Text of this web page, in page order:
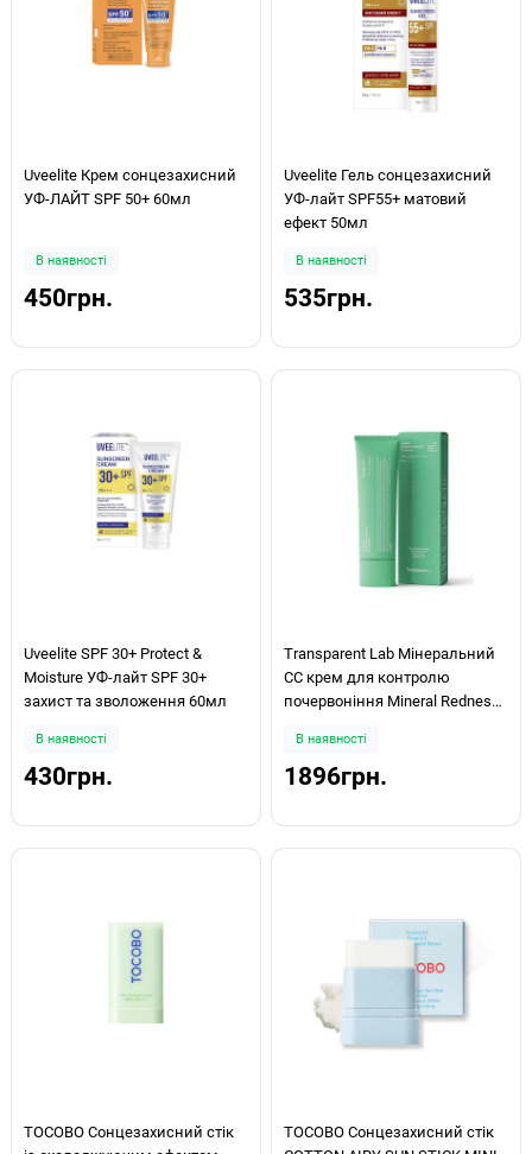
Uveelite Крем сонцезахисний
УФ-ЛАЙТ SPF 50+ 60мл
В наявності
450грн.
Uveelite Гель сонцезахисний
УФ-лайт SPF55+ матовий
ефект 50мл
В наявності
535грн.
Uveelite SPF 30+ Protect &
Moisture УФ-лайт SPF 30+
захист та зволоження 60мл
В наявності
430грн.
Transparent Lab Мінеральний
СС крем для контролю
почервоніння Mineral Redness
В наявності
1896грн.
TOCOBO Сонцезахисний стік
TOCOBO Сонцезахисний стік